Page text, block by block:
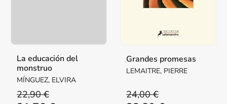
La educación del
monstruo
MÍNGUEZ, ELVIRA
22,90 €
Grandes promesas
LEMAITRE, PIERRE
24,00 €